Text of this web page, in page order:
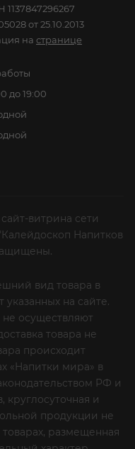
от 25.10.2013
на странице
до 19:00
витрина сети
Напитков
вид товара в
указанных на сайте.
осуществляют
товара не
происходит
«Напитки мира» в
РФ и
и
продукции не
размещенная